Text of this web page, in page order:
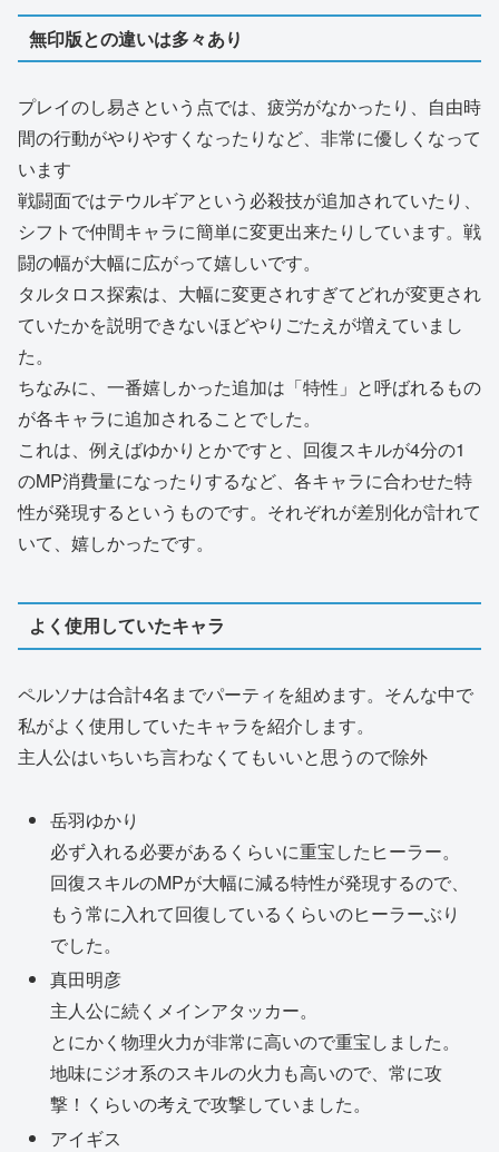
無印版との違いは多々あり
プレイのし易さという点では、疲労がなかったり、自由時
間の行動がやりやすくなったりなど、非常に優しくなって
います
戦闘面ではテウルギアという必殺技が追加されていたり、
シフトで仲間キャラに簡単に変更出来たりしています。戦
闘の幅が大幅に広がって嬉しいです。
タルタロス探索は、大幅に変更されすぎてどれが変更され
ていたかを説明できないほどやりごたえが増えていまし
た。
ちなみに、一番嬉しかった追加は「特性」と呼ばれるもの
が各キャラに追加されることでした。
これは、例えばゆかりとかですと、回復スキルが4分の1
のMP消費量になったりするなど、各キャラに合わせた特
性が発現するというものです。それぞれが差別化が計れて
いて、嬉しかったです。
よく使用していたキャラ
ペルソナは合計4名までパーティを組めます。そんな中で
私がよく使用していたキャラを紹介します。
主人公はいちいち言わなくてもいいと思うので除外
岳羽ゆかり
必ず入れる必要があるくらいに重宝したヒーラー。
回復スキルのMPが大幅に減る特性が発現するので、
もう常に入れて回復しているくらいのヒーラーぶり
でした。
真田明彦
主人公に続くメインアタッカー。
とにかく物理火力が非常に高いので重宝しました。
地味にジオ系のスキルの火力も高いので、常に攻
撃！くらいの考えで攻撃していました。
アイギス